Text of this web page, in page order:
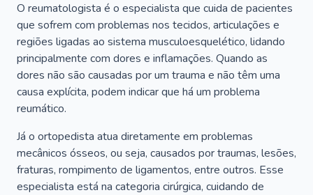
O reumatologista é o especialista que cuida de pacientes
que sofrem com problemas nos tecidos, articulações e
regiões ligadas ao sistema musculoesquelético, lidando
principalmente com dores e inflamações. Quando as
dores não são causadas por um trauma e não têm uma
causa explícita, podem indicar que há um problema
reumático.
Já o ortopedista atua diretamente em problemas
mecânicos ósseos, ou seja, causados por traumas, lesões,
fraturas, rompimento de ligamentos, entre outros. Esse
especialista está na categoria cirúrgica, cuidando de